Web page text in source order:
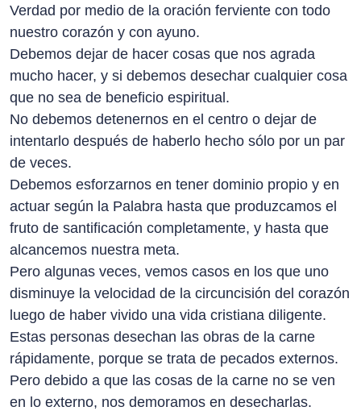
Verdad por medio de la oración ferviente con todo
nuestro corazón y con ayuno.
Debemos dejar de hacer cosas que nos agrada
mucho hacer, y si debemos desechar cualquier cosa
que no sea de beneficio espiritual.
No debemos detenernos en el centro o dejar de
intentarlo después de haberlo hecho sólo por un par
de veces.
Debemos esforzarnos en tener dominio propio y en
actuar según la Palabra hasta que produzcamos el
fruto de santificación completamente, y hasta que
alcancemos nuestra meta.
Pero algunas veces, vemos casos en los que uno
disminuye la velocidad de la circuncisión del corazón
luego de haber vivido una vida cristiana diligente.
Estas personas desechan las obras de la carne
rápidamente, porque se trata de pecados externos.
Pero debido a que las cosas de la carne no se ven
en lo externo, nos demoramos en desecharlas.